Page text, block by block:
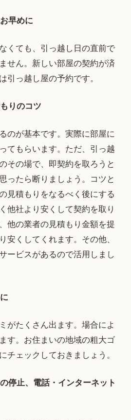
早めに
くても、引っ越し日の直前で
せん。新しい部屋の契約が済
引っ越し屋の予約です。
りのコツ
のが基本です。実際に部屋に
てもらいます。ただ、引っ越
その場で、即契約を取ろうと
ったら断りましょう。コツと
見積もりをなるべく後にする
他社より安くして契約を取り
他の業者の見積もり金額を提
安くしてくれます。その他、
ービスがあるので活用しまし
がたくさん出ます。場合によ
す。お住まいの地域の粗大ゴ
チェックしておきましょう。
停止、電話・インターネット